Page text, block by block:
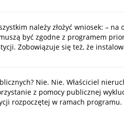
należy złożyć wniosek: –
być zgodne z programem
Zobowiązuje się też, że
Nie. Nie. Właściciel
z pomocy publicznej
rozpoczętej w ramach programu.